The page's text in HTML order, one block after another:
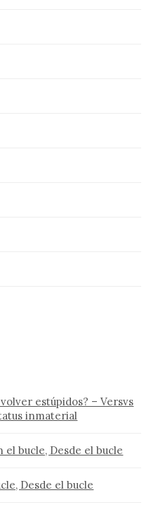
estúpidos? – Versvs
inmaterial
el bucle, Desde el bucle
Desde el bucle